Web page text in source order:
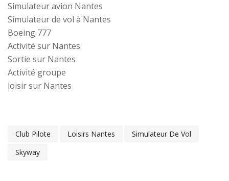
Simulateur avion Nantes
Simulateur de vol à Nantes
Boeing 777
Activité sur Nantes
Sortie sur Nantes
Activité groupe
loisir sur Nantes
Club Pilote Loisirs Nantes
Simulateur De Vol
Skyway